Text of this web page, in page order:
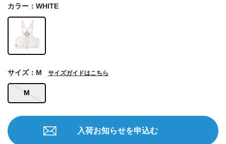
カラー：WHITE
M
サイズ：M サイズガイドはこちら
入荷お知らせを申込む